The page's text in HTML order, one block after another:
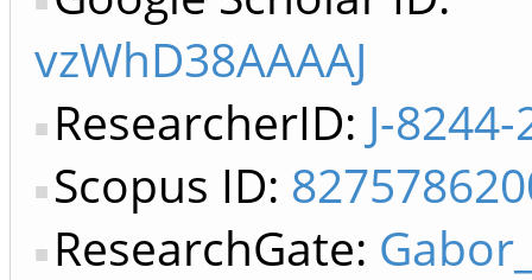
vzWhD38AAAAJ
ResearcherID: J-
Scopus ID:
ResearchGate: